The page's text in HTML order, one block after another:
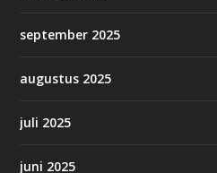
september 2025
augustus 2025
juli 2025
juni 2025